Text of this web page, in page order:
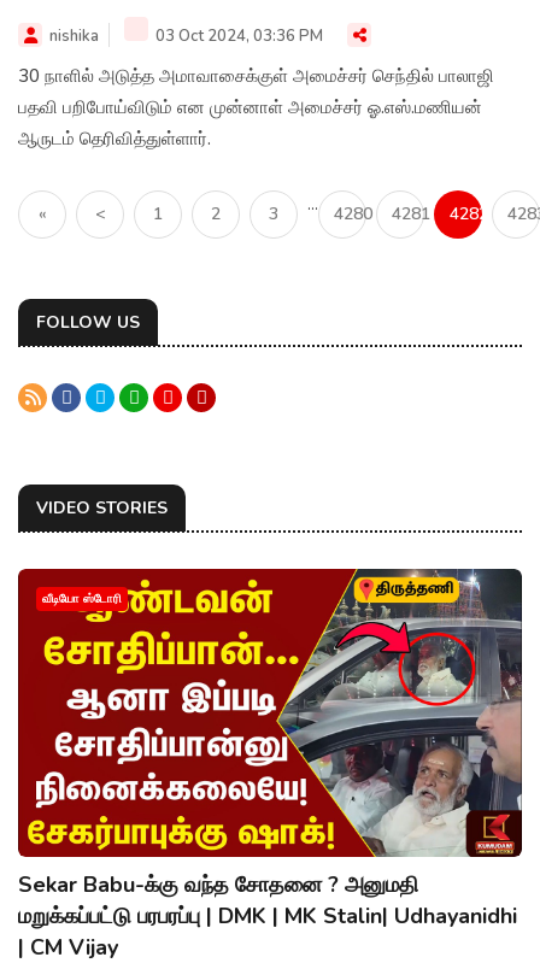
nishika 03 Oct 2024, 03:36 PM
30 நாளில் அடுத்த அமாவாசைக்குள் அமைச்சர் செந்தில் பாலாஜி
பதவி பறிபோய்விடும் என முன்னாள் அமைச்சர் ஓ.எஸ்.மணியன்
ஆருடம் தெரிவித்துள்ளார்.
« < 1 2 3 ... 4280 4281 4282
FOLLOW US
VIDEO STORIES
வீடியோ ஸ்டோரி
Sekar Babu-க்கு வந்த சோதனை ? அனுமதி
மறுக்கப்பட்டு பரபரப்பு | DMK | MK Stalin| Udhayanidhi
| CM Vijay